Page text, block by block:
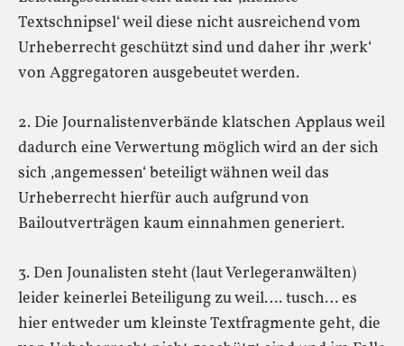
Textschnipsel‘ weil diese nicht ausreichend vom
Urheberrecht geschützt sind und daher ihr ‚werk‘
von Aggregatoren ausgebeutet werden.
2. Die Journalistenverbände klatschen Applaus weil
dadurch eine Verwertung möglich wird an der sich
sich ‚angemessen‘ beteiligt wähnen weil das
Urheberrecht hierfür auch aufgrund von
Bailoutverträgen kaum einnahmen generiert.
3. Den Jounalisten steht (laut Verlegeranwälten)
leider keinerlei Beteiligung zu weil…. tusch… es
hier entweder um kleinste Textfragmente geht, die